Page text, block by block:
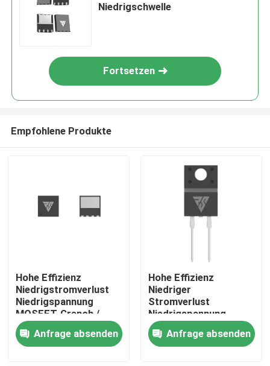
Produkte
Über uns
Niedrigschwelle
Fortsetzen
Empfohlene Produkte
Hohe Effizienz
Niedrigstromverlust
Niedrigspannung
MOSFET-Grench /
SGT-Prozess
Anfrage absenden
Hohe Effizienz
Niedriger
Stromverlust
Niedrigspannung
MOSFET-Grench/SGT-
ProzessAnfrage absenden